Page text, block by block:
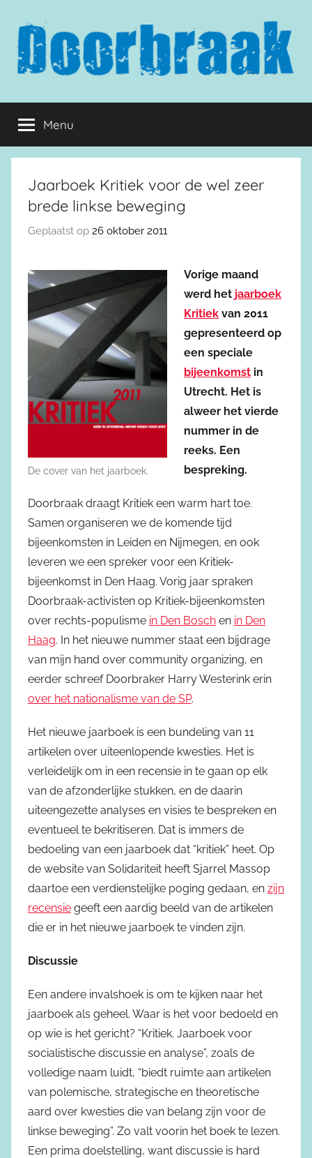
inhoud
springen
Doorbraak.eu
Menu
Jaarboek Kritiek voor de wel zeer
brede linkse beweging
Geplaatst op 26 oktober 2011
De cover van het jaarboek.
Vorige maand
werd het jaarboek
Kritiek van 2011
gepresenteerd op
een speciale
bijeenkomst in
Utrecht. Het is
alweer het vierde
nummer in de
reeks. Een
bespreking.
Doorbraak draagt Kritiek een warm hart toe.
Samen organiseren we de komende tijd
bijeenkomsten in Leiden en Nijmegen, en ook
leveren we een spreker voor een Kritiek-
bijeenkomst in Den Haag. Vorig jaar spraken
Doorbraak-activisten op Kritiek-bijeenkomsten
over rechts-populisme in Den Bosch en in Den
Haag. In het nieuwe nummer staat een bijdrage
van mijn hand over community organizing, en
eerder schreef Doorbraker Harry Westerink erin
over het nationalisme van de SP.
Het nieuwe jaarboek is een bundeling van 11
artikelen over uiteenlopende kwesties. Het is
verleidelijk om in een recensie in te gaan op elk
van de afzonderlijke stukken, en de daarin
uiteengezette analyses en visies te bespreken en
eventueel te bekritiseren. Dat is immers de
bedoeling van een jaarboek dat “kritiek” heet. Op
de website van Solidariteit heeft Sjarrel Massop
daartoe een verdienstelijke poging gedaan, en zijn
recensie geeft een aardig beeld van de artikelen
die er in het nieuwe jaarboek te vinden zijn.
Discussie
Een andere invalshoek is om te kijken naar het
jaarboek als geheel. Waar is het voor bedoeld en
op wie is het gericht? “Kritiek. Jaarboek voor
socialistische discussie en analyse”, zoals de
volledige naam luidt, “biedt ruimte aan artikelen
van polemische, strategische en theoretische
aard over kwesties die van belang zijn voor de
linkse beweging”. Zo valt voorin het boek te lezen.
Een prima doelstelling, want discussie is hard